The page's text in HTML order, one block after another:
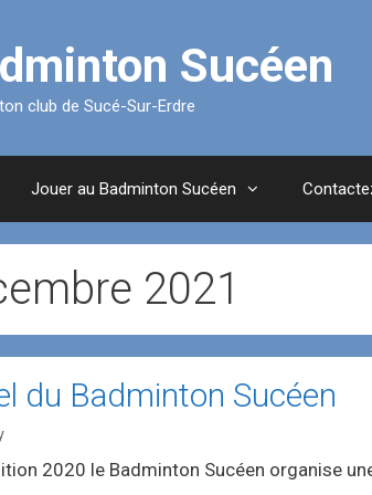
Sucéen
club de Sucé-Sur-Erdre
Jouer au Badminton Sucéen
2021
du Badminton Sucéen
2020 le Badminton Sucéen organise